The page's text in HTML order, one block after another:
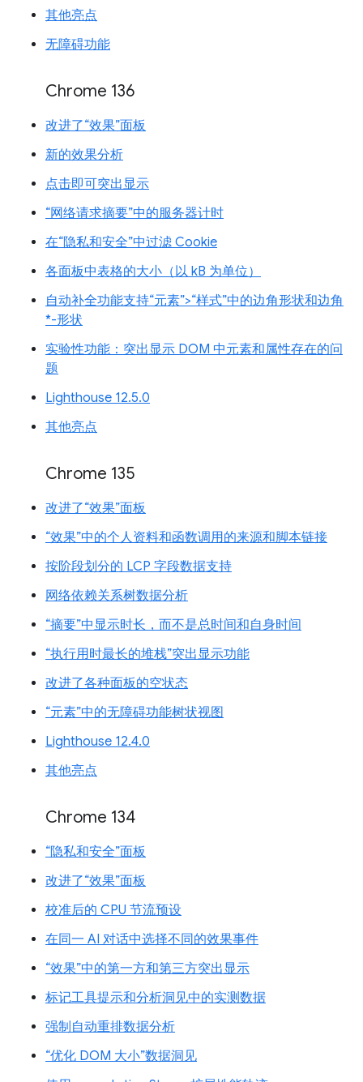
其他亮点
无障碍功能
Chrome 136
改进了“效果”面板
新的效果分析
点击即可突出显示
“网络请求摘要”中的服务器计时
在“隐私和安全”中过滤 Cookie
各面板中表格的大小（以 kB 为单位）
自动补全功能支持“元素”>“样式”中的边角形状和边角
*-形状
实验性功能：突出显示 DOM 中元素和属性存在的问
题
Lighthouse 12.5.0
其他亮点
Chrome 135
改进了“效果”面板
“效果”中的个人资料和函数调用的来源和脚本链接
按阶段划分的 LCP 字段数据支持
网络依赖关系树数据分析
“摘要”中显示时长，而不是总时间和自身时间
“执行用时最长的堆栈”突出显示功能
改进了各种面板的空状态
“元素”中的无障碍功能树状视图
Lighthouse 12.4.0
其他亮点
Chrome 134
“隐私和安全”面板
改进了“效果”面板
校准后的 CPU 节流预设
在同一 AI 对话中选择不同的效果事件
“效果”中的第一方和第三方突出显示
标记工具提示和分析洞见中的实测数据
强制自动重排数据分析
“优化 DOM 大小”数据洞见